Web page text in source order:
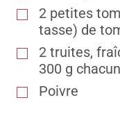
2 petites
tasse) de
2 truites,
300 g
Poivre